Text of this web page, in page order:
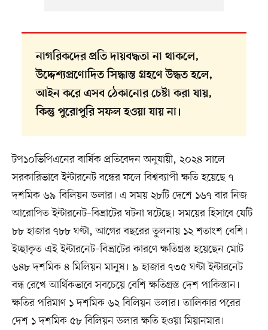
নাগরিকদের প্রতি দায়বদ্ধতা না থাকলে,
উদ্দেশ্যপ্রণোদিত সিদ্ধান্ত গ্রহণে উদ্ধত হলে,
আইন করে এসব ঠেকানোর চেষ্টা করা যায়,
কিন্তু পুরোপুরি সফল হওয়া যায় না।
টপ১০ভিপিএনের বার্ষিক প্রতিবেদন অনুযায়ী, ২০২৪ সালে
সরকারিভাবে ইন্টারনেট বন্ধের ফলে বিশ্বব্যাপী ক্ষতি হয়েছে ৭
দশমিক ৬৯ বিলিয়ন ডলার। এ সময় ২৮টি দেশে ১৬৭ বার নিজ
আরোপিত ইন্টারনেট–বিভ্রাটের ঘটনা ঘটেছে। সময়ের হিসাবে যেটি
৮৮ হাজার ৭৮৮ ঘণ্টা, আগের বছরের তুলনায় ১২ শতাংশ বেশি।
ইচ্ছাকৃত এই ইন্টারনেট–বিভ্রাটের কারণে ক্ষতিগ্রস্ত হয়েছেন মোট
৬৪৮ দশমিক ৪ মিলিয়ন মানুষ। ৯ হাজার ৭৩৫ ঘণ্টা ইন্টারনেট
বন্ধ রেখে আর্থিকভাবে সবচেয়ে বেশি ক্ষতিগ্রস্ত দেশ পাকিস্তান।
ক্ষতির পরিমাণ ১ দশমিক ৬২ বিলিয়ন ডলার। তালিকার পরের
দেশ ১ দশমিক ৫৮ বিলিয়ন ডলার ক্ষতি হওয়া মিয়ানমার।